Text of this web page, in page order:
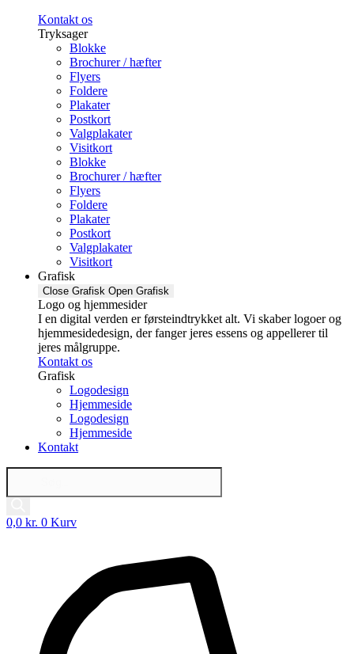
Kontakt os
Tryksager
Blokke
Brochurer / hæfter
Flyers
Foldere
Plakater
Postkort
Valgplakater
Visitkort
Blokke
Brochurer / hæfter
Flyers
Foldere
Plakater
Postkort
Valgplakater
Visitkort
Grafisk
Close Grafisk Open Grafisk
Logo og hjemmesider
I en digital verden er førsteindtrykket alt. Vi skaber logoer og
hjemmesidedesign, der fanger jeres essens og appellerer til
jeres målgruppe.
Kontakt os
Grafisk
Logodesign
Hjemmeside
Logodesign
Hjemmeside
Kontakt
Products
0,0 kr. 0 Kurv